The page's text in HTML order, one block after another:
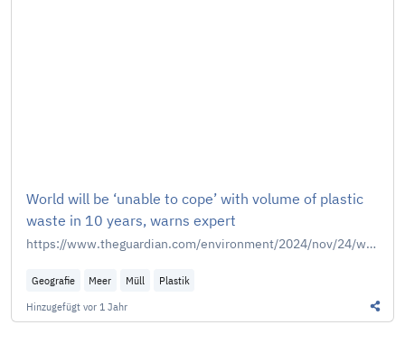
World will be ‘unable to cope’ with volume of plastic
waste in 10 years, warns expert
https://www.theguardian.com/environment/2024/nov/24/world-unable-cope-10-years-talks-un-global-treaty-to-end-plastic-waste
Geografie Meer Müll
Plastik
Hinzugefügt vor 1 Jahr